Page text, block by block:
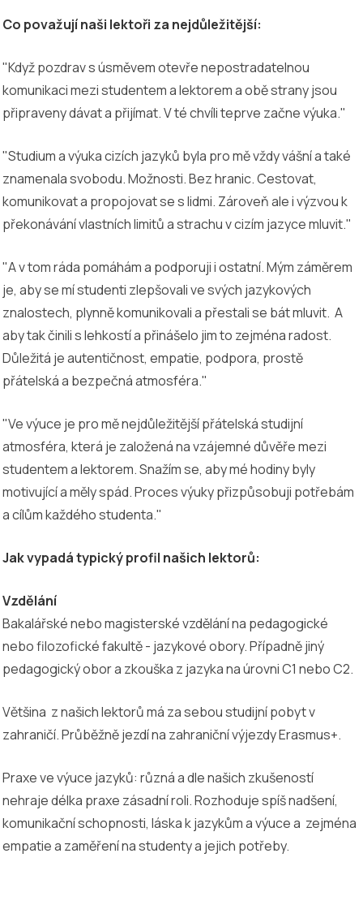
Co považují naši lektoři za nejdůležitější:
"Když pozdrav s úsměvem otevře nepostradatelnou
komunikaci mezi studentem a lektorem a obě strany jsou
připraveny dávat a přijímat. V té chvíli teprve začne výuka."
"Studium a výuka cizích jazyků byla pro mě vždy vášní a také
znamenala svobodu. Možnosti. Bez hranic. Cestovat,
komunikovat a propojovat se s lidmi. Zároveň ale i výzvou k
překonávání vlastních limitů a strachu v cizím jazyce mluvit."
"A v tom ráda pomáhám a podporuji i ostatní. Mým záměrem
je, aby se mí studenti zlepšovali ve svých jazykových
znalostech, plynně komunikovali a přestali se bát mluvit. A
aby tak činili s lehkostí a přinášelo jim to zejména radost.
Důležitá je autentičnost, empatie, podpora, prostě
přátelská a bezpečná atmosféra."
"Ve výuce je pro mě nejdůležitější přátelská studijní
atmosféra, která je založená na vzájemné důvěře mezi
studentem a lektorem. Snažím se, aby mé hodiny byly
motivující a měly spád. Proces výuky přizpůsobuji potřebám
a cílům každého studenta."
Jak vypadá typický profil našich lektorů:
Vzdělání
Bakalářské nebo magisterské vzdělání na pedagogické
nebo filozofické fakultě - jazykové obory. Případně jiný
pedagogický obor a zkouška z jazyka na úrovni C1 nebo C2.
Většina z našich lektorů má za sebou studijní pobyt v
zahraničí. Průběžně jezdí na zahraniční výjezdy Erasmus+.
Praxe ve výuce jazyků: různá a dle našich zkušeností
nehraje délka praxe zásadní roli. Rozhoduje spíš nadšení,
komunikační schopnosti, láska k jazykům a výuce a zejména
empatie a zaměření na studenty a jejich potřeby.